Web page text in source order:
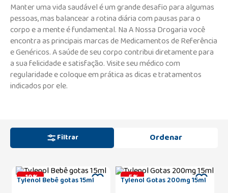
Manter uma vida saudável é um grande desafio para algumas
pessoas, mas balancear a rotina diária com pausas para o
corpo e a mente é fundamental. Na A Nossa Drogaria você
encontra as principais marcas de Medicamentos de Referência
e Genéricos. A saúde de seu corpo contribui diretamente para
a sua felicidade e satisfação. Visite seu médico com
regularidade e coloque em prática as dicas e tratamentos
indicados por ele.
Filtrar
-19%
Tylenol Bebê gotas 15ml -5%
Tylenol Gotas 200mg 15ml